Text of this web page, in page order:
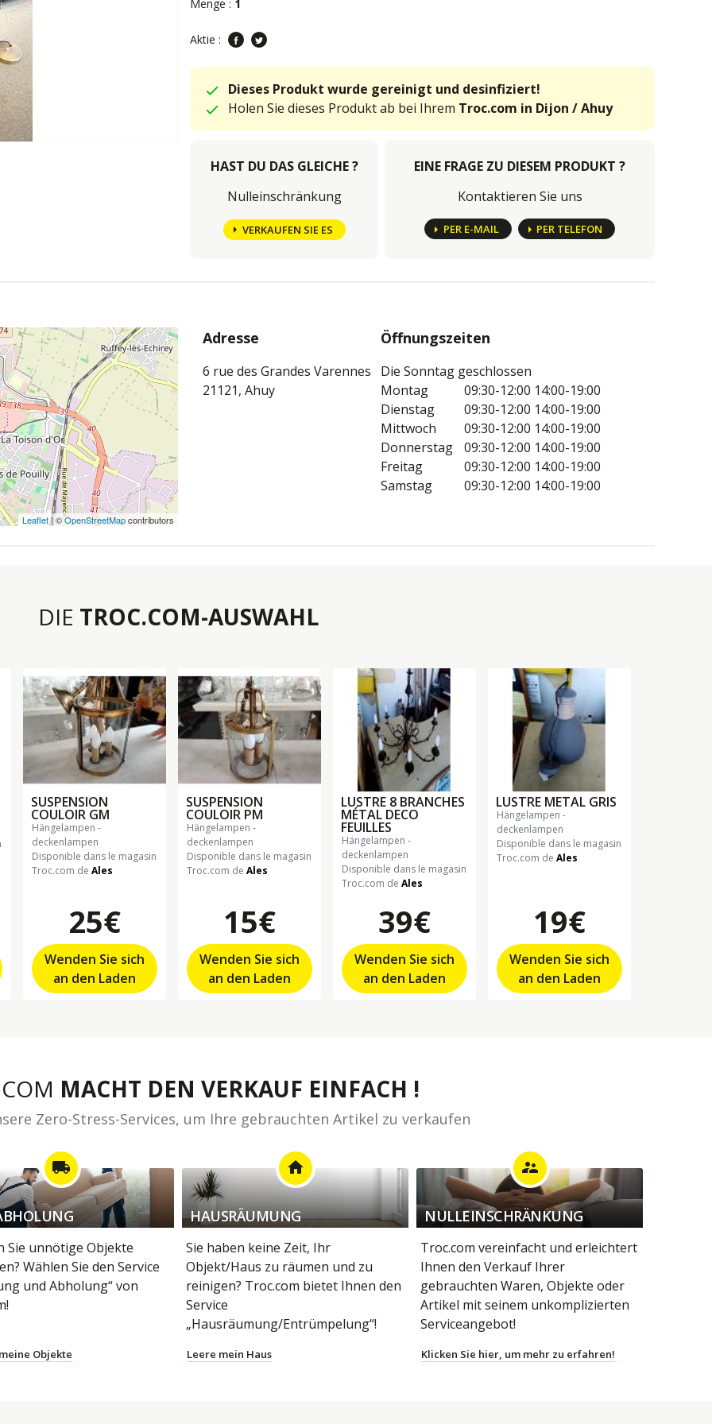
Menge : 1
Aktie :
Dieses Produkt wurde gereinigt und desinfiziert!
Holen Sie dieses Produkt ab bei Ihrem Troc.com in Dijon / Ahuy
HAST DU DAS GLEICHE ?
Nulleinschränkung
VERKAUFEN SIE ES
EINE FRAGE ZU DIESEM PRODUKT ?
Kontaktieren Sie uns
PER E-MAIL PER TELEFON
Leaflet| ©OpenStreetMapcontributors
Adresse
6 rue des Grandes Varennes
21121, Ahuy
Öffnungszeiten
Die Sonntag geschlossen
Montag
09:30-12:00 14:00-19:00
Dienstag
09:30-12:00 14:00-19:00
Mittwoch
09:30-12:00 14:00-19:00
Donnerstag
09:30-12:00 14:00-19:00
Freitag
09:30-12:00 14:00-19:00
Samstag
09:30-12:00 14:00-19:00
DIE TROC.COM-AUSWAHL
SUSPENSION
COULOIR GM
hängelampen -
deckenlampen
Disponible dans le magasin
Troc.com de Ales
25€
Wenden Sie sich
an den Laden
SUSPENSION
COULOIR PM
hängelampen -
deckenlampen
Disponible dans le magasin
Troc.com de Ales
15€
Wenden Sie sich
an den Laden
LUSTRE 8 BRANCHES
MÉTAL DECO
FEUILLES
hängelampen -
deckenlampen
Disponible dans le magasin
Troc.com de Ales
39€
Wenden Sie sich
an den Laden
LUSTRE METAL GRIS
hängelampen -
deckenlampen
Disponible dans le magasin
Troc.com de Ales
19€
Wenden Sie sich
an den Laden
MACHT DEN VERKAUF EINFACH !
Zero-Stress-Services, um Ihre gebrauchten Artikel zu verkaufen
local_shipping
Sie unnötige Objekte
Wählen Sie den Service
und Abholung“ von
Objekte
home
HAUSRÄUMUNG
Sie haben keine Zeit, Ihr
Objekt/Haus zu räumen und zu
reinigen? Troc.com bietet Ihnen den
Service
„Hausräumung/Entrümpelung“!
Leere mein Haus
supervisor_account
NULLEINSCHRÄNKUNG
Troc.com vereinfacht und erleichtert
Ihnen den Verkauf Ihrer
gebrauchten Waren, Objekte oder
Artikel mit seinem unkomplizierten
Serviceangebot!
Klicken Sie hier, um mehr zu erfahren!